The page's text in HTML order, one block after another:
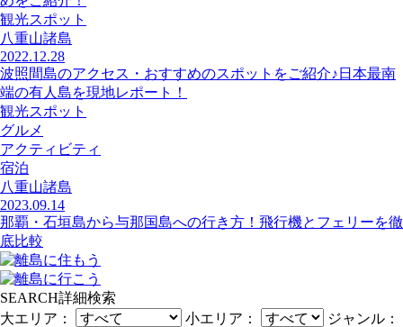
観光スポット
八重山諸島
2022.12.28
波照間島のアクセス・おすすめのスポットをご紹介♪日本最南
端の有人島を現地レポート！
観光スポット
グルメ
アクティビティ
宿泊
八重山諸島
2023.09.14
那覇・石垣島から与那国島への行き方！飛行機とフェリーを徹
底比較
SEARCH詳細検索
大エリア：
小エリア：
ジャンル：